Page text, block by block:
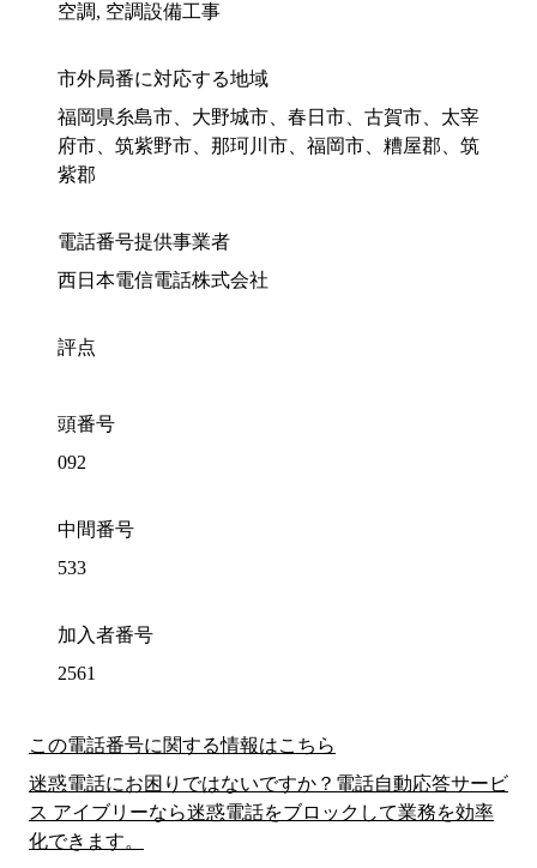
空調, 空調設備工事
市外局番に対応する地域
福岡県糸島市、大野城市、春日市、古賀市、太宰
府市、筑紫野市、那珂川市、福岡市、糟屋郡、筑
紫郡
電話番号提供事業者
西日本電信電話株式会社
評点
頭番号
092
中間番号
533
加入者番号
2561
この電話番号に関する情報はこちら
迷惑電話にお困りではないですか？電話自動応答サービ
ス アイブリーなら迷惑電話をブロックして業務を効率
化できます。